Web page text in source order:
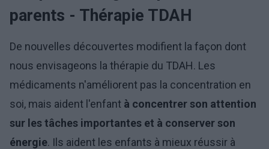
parents - Thérapie TDAH
De nouvelles découvertes modifient la façon dont
nous envisageons la thérapie du TDAH. Les
médicaments n'améliorent pas la concentration en
soi, mais aident l'enfant à concentrer son attention
sur les tâches importantes et à conserver son
énergie. Ils aident les enfants à mieux réussir à